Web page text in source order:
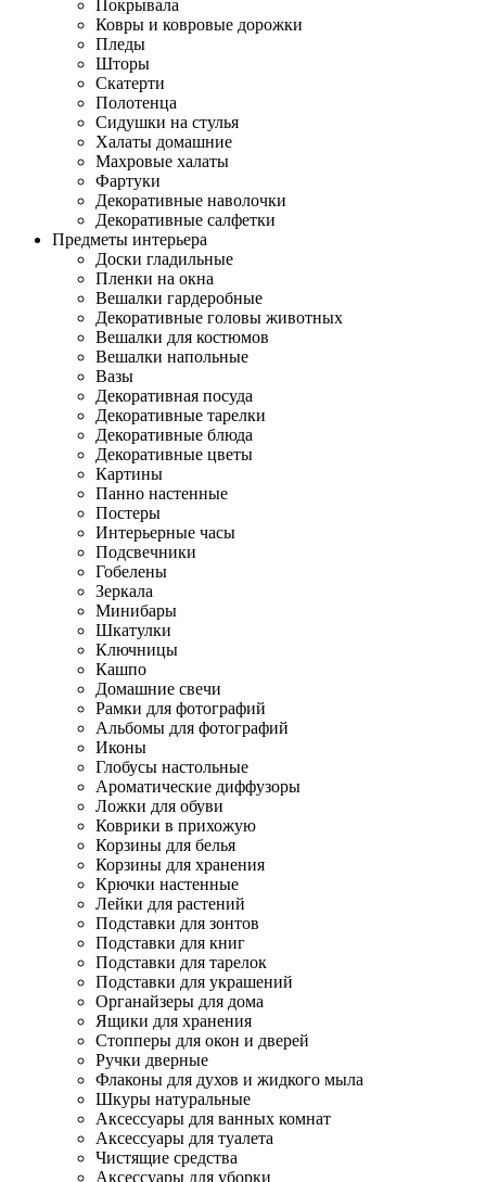
Покрывала
Ковры и ковровые дорожки
Пледы
Шторы
Скатерти
Полотенца
Сидушки на стулья
Халаты домашние
Махровые халаты
Фартуки
Декоративные наволочки
Декоративные салфетки
Предметы интерьера
Доски гладильные
Пленки на окна
Вешалки гардеробные
Декоративные головы животных
Вешалки для костюмов
Вешалки напольные
Вазы
Декоративная посуда
Декоративные тарелки
Декоративные блюда
Декоративные цветы
Картины
Панно настенные
Постеры
Интерьерные часы
Подсвечники
Гобелены
Зеркала
Минибары
Шкатулки
Ключницы
Кашпо
Домашние свечи
Рамки для фотографий
Альбомы для фотографий
Иконы
Глобусы настольные
Ароматические диффузоры
Ложки для обуви
Коврики в прихожую
Корзины для белья
Корзины для хранения
Крючки настенные
Лейки для растений
Подставки для зонтов
Подставки для книг
Подставки для тарелок
Подставки для украшений
Органайзеры для дома
Ящики для хранения
Стопперы для окон и дверей
Ручки дверные
Флаконы для духов и жидкого мыла
Шкуры натуральные
Аксессуары для ванных комнат
Аксессуары для туалета
Чистящие средства
Аксессуары для уборки